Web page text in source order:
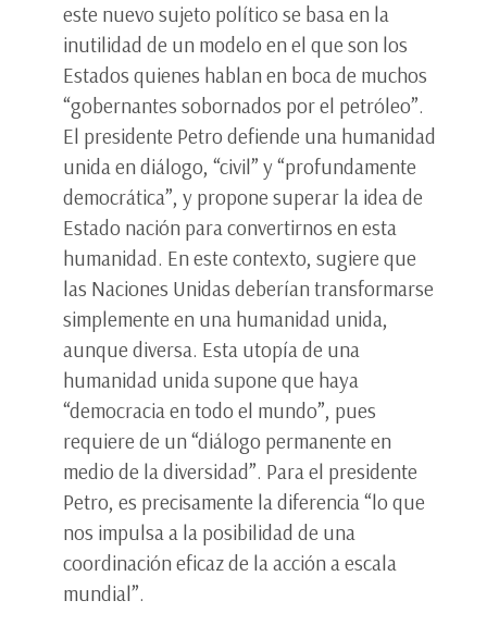
este nuevo sujeto político se basa en la
inutilidad de un modelo en el que son los
Estados quienes hablan en boca de muchos
“gobernantes sobornados por el petróleo”.
El presidente Petro defiende una humanidad
unida en diálogo, “civil” y “profundamente
democrática”, y propone superar la idea de
Estado nación para convertirnos en esta
humanidad. En este contexto, sugiere que
las Naciones Unidas deberían transformarse
simplemente en una humanidad unida,
aunque diversa. Esta utopía de una
humanidad unida supone que haya
“democracia en todo el mundo”, pues
requiere de un “diálogo permanente en
medio de la diversidad”. Para el presidente
Petro, es precisamente la diferencia “lo que
nos impulsa a la posibilidad de una
coordinación eficaz de la acción a escala
mundial”.